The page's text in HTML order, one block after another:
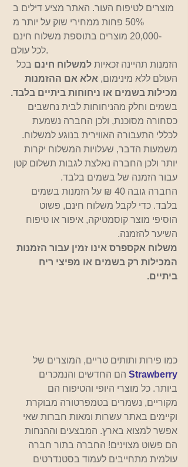
מוצרים לטיפוח העור. האתר מציע דילים ב
50% פחות ממחירי שוק על יותר מ
-20,000 מוצרים בתוספת משלוח חינם
לכל עולם.
הזמנות תהיינה זכאיות למשלוח חינם בכל
העולם ללא מינימום, אלא אם ההזמנות
מכילות בשמים או ניחוחות ביתיים בלבד.
בשמים וחלק מהניחוחות לבית נחשבים
כסחורה מסוכנת, ולכן החברה נשמעת
לכללי התעבורה האווירית בנוגע למשלוח.
משמעות הדבר, שעלויות המשלוח יקרות
יותר ולכן החברה נאלצת לגבות תשלום קטן
עבור הזמנה של בשמים בלבד.
החברה גובה 40 ₪ על הזמנות בשמים
בלבד. כדי לקבל משלוח חינם, פשוט
הוסיפי מוצר קוסמטיקה, איפור או טיפוח
השיער להזמנה.
משלוח אקספרס אינו זמין עבור הזמנות
המכילות רק בשמים או מפיצי ריח
ביתיים.
כמו פירות ותותים טריים, המוצרים של
Strawberry הם החדשים והנמכרים
ביותר. כל מוצרי היופי והטיפוח הם
מקוריים, נשמרים בטמפרטורה מבוקרת
וקיימים באתר עשרות ומאות חברות שאי
אפשר למצוא בארץ. המבצעים וההנחות
הם פשוט מצוינים! החברה בתור חברה
עולמית מתחייבים לעמוד בסטנדרטים